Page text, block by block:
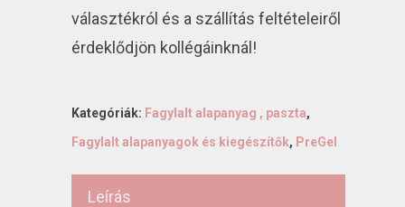
választékról és a szállítás feltételeiről
érdeklődjön kollégáinknál!
Kategóriák: Fagylalt alapanyag , paszta,
Fagylalt alapanyagok és kiegészítők, PreGel
Leírás